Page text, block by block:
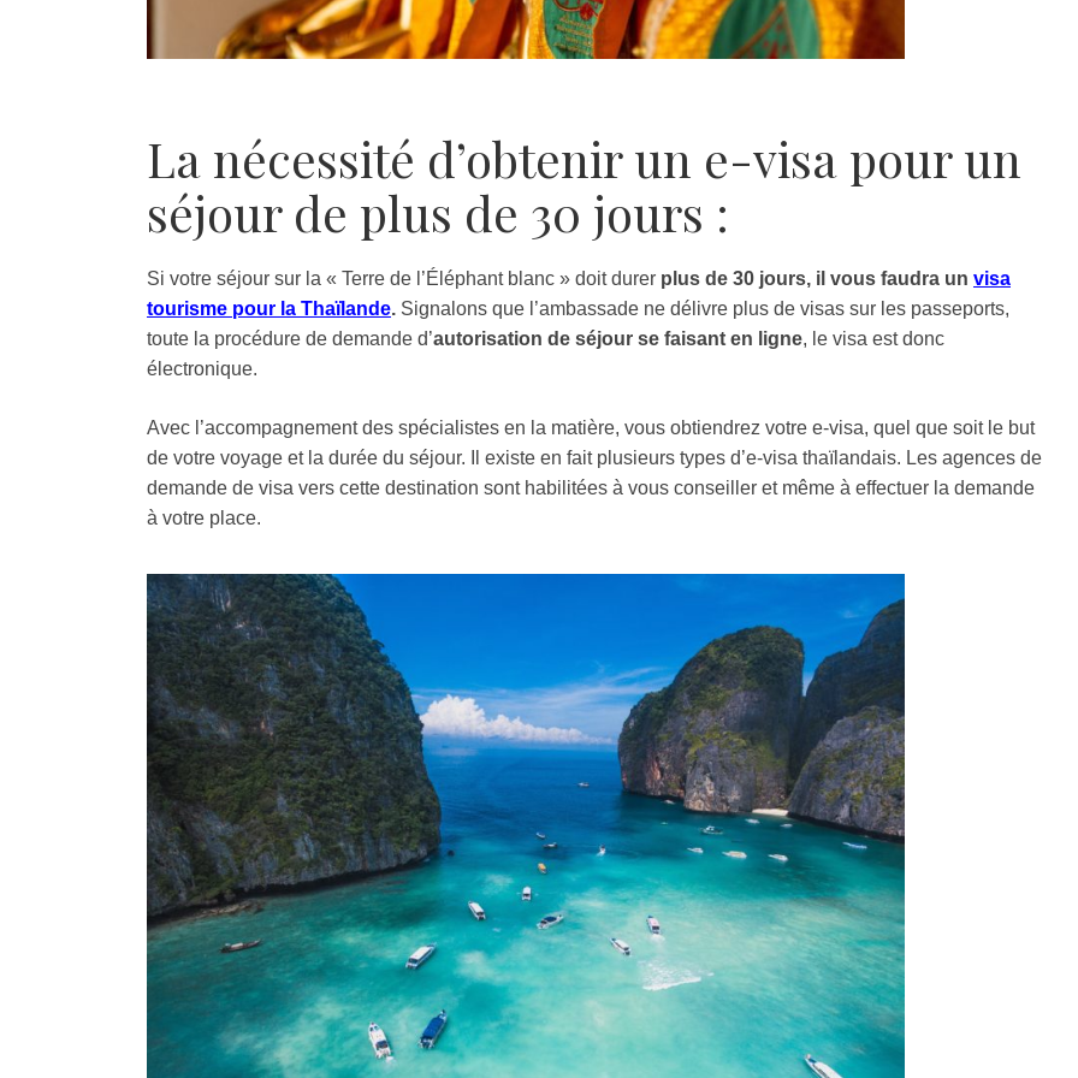
La nécessité d’obtenir un e-visa pour un
séjour de plus de 30 jours :
Si votre séjour sur la « Terre de l’Éléphant blanc » doit durer plus de 30 jours, il vous faudra un visa
tourisme pour la Thaïlande. Signalons que l’ambassade ne délivre plus de visas sur les passeports,
toute la procédure de demande d’autorisation de séjour se faisant en ligne, le visa est donc
électronique.
Avec l’accompagnement des spécialistes en la matière, vous obtiendrez votre e-visa, quel que soit le but
de votre voyage et la durée du séjour. Il existe en fait plusieurs types d’e-visa thaïlandais. Les agences de
demande de visa vers cette destination sont habilitées à vous conseiller et même à effectuer la demande
à votre place.